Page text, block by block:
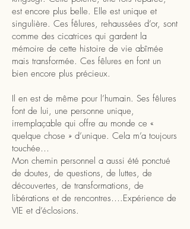
est encore plus belle. Elle est unique et
singulière. Ces fêlures, rehaussées d’or, sont
comme des cicatrices qui gardent la
mémoire de cette histoire de vie abîmée
mais transformée. Ces fêlures en font un
bien encore plus précieux.
Il en est de même pour l’humain. Ses fêlures
font de lui, une personne unique,
irremplaçable qui offre au monde ce «
quelque chose » d’unique. Cela m’a toujours
touchée…
Mon chemin personnel a aussi été ponctué
de doutes, de questions, de luttes, de
découvertes, de transformations, de
libérations et de rencontres….Expérience de
VIE et d’éclosions.